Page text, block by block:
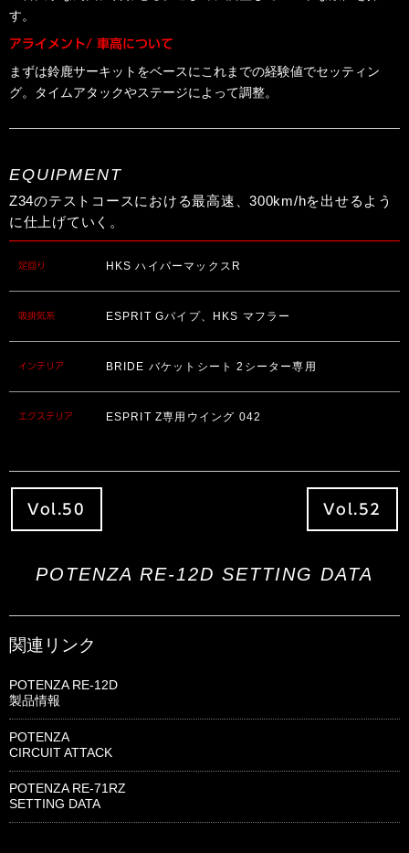
す。
アライメント/ 車高について
まずは鈴鹿サーキットをベースにこれまでの経験値でセッティン
グ。タイムアタックやステージによって調整。
EQUIPMENT
Z34のテストコースにおける最高速、300km/hを出せるよう
に仕上げていく。
足回り HKS ハイパーマックスR
吸排気系 ESPRIT Gパイプ、HKS マフラー
インテリア BRIDE バケットシート 2シーター専用
エクステリア ESPRIT Z専用ウイング 042
Vol.50 Vol.52
POTENZA RE-12D SETTING DATA
関連リンク
POTENZA RE-12D
製品情報
POTENZA
CIRCUIT ATTACK
POTENZA RE-71RZ
SETTING DATA